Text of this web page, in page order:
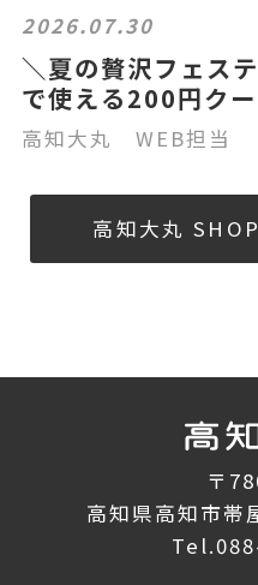
2026.07.30
＼夏の贅沢フェス
で使える200円ク
高知大丸 WEB担当
高知大丸
〒
高知県高知市帯
Tel.